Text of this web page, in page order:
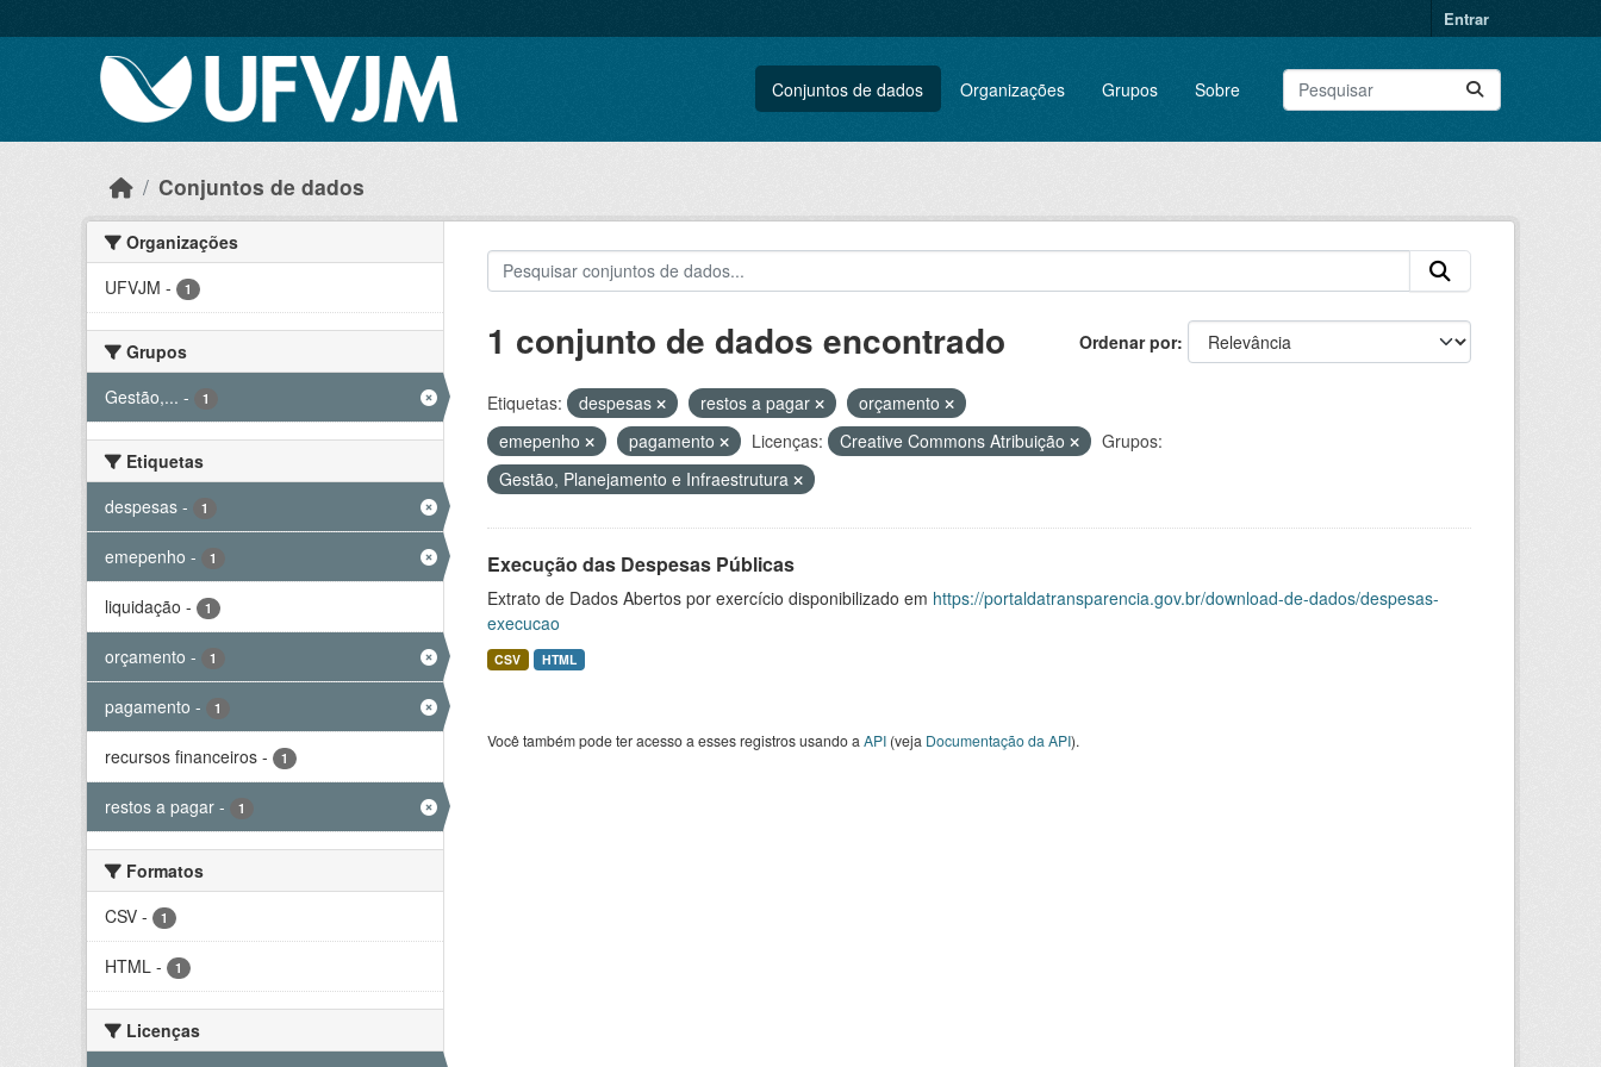
Entrar
Conjuntos de dados Organizações Grupos Sobre
Conjuntos de dados
Organizações
UFVJM - 1
Grupos
Gestão,... - 1
Etiquetas
despesas - 1
emepenho - 1
liquidação - 1
orçamento - 1
pagamento - 1
recursos financeiros - 1
restos a pagar - 1
Formatos
CSV - 1
HTML - 1
Licenças
Ordenar por
1 conjunto de dados encontrado
Etiquetas: despesas restos a pagar
orçamento
emepenho
pagamento Licenças: Creative Commons Atribuição
Grupos:
Gestão, Planejamento e Infraestrutura
Execução das Despesas Públicas
Extrato de Dados Abertos por exercício disponibilizado em https://portaldatransparencia.gov.br/download-de-dados/despesas-
execucao
CSV HTML
Você também pode ter acesso a esses registros usando a API(veja Documentação da API).